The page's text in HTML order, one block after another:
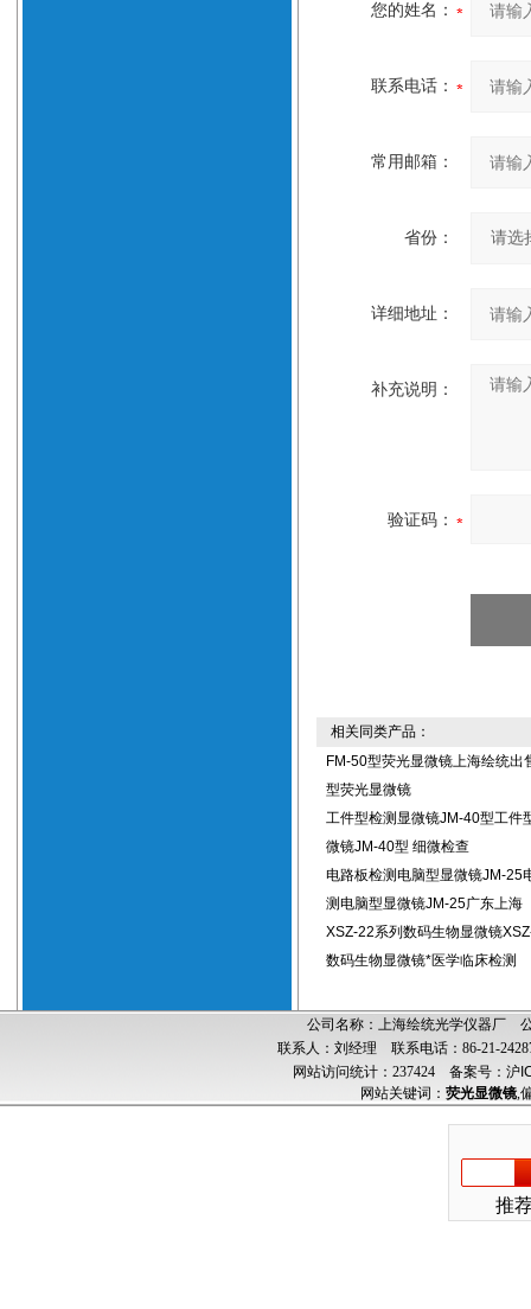
您的姓名：
联系电话：
常用邮箱：
省份：
详细地址：
补充说明：
验证码：
相关同类产品：
FM-50型荧光显微镜上海绘统出
型荧光显微镜
工件型检测显微镜JM-40型工件
微镜JM-40型 细微检查
电路板检测电脑型显微镜JM-25
测电脑型显微镜JM-25广东上海
XSZ-22系列数码生物显微镜
数码生物显微镜*医学临床检测
公司名称：上海绘统光学仪器厂
联系人：刘经理 联系电话：86-21-
网站访问统计：237424 备案号：沪
网站关键词： 荧光显微镜,
推